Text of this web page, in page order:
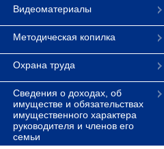
Видеоматериалы
Методическая копилка
Охрана труда
Сведения о доходах, об
имуществе и обязательствах
имущественного характера
руководителя и членов его
семьи